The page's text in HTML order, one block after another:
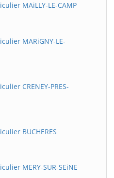
MAiLLY-LE-CAMP
MARiGNY-LE-
CRENEY-PRES-
BUCHERES
MERY-SUR-SEiNE